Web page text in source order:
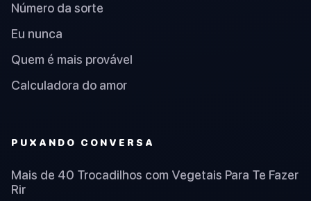
Número da sorte
Eu nunca
Quem é mais provável
Calculadora do amor
PUXANDO CONVERSA
Mais de 40 Trocadilhos com Vegetais Para Te Fazer
Rir